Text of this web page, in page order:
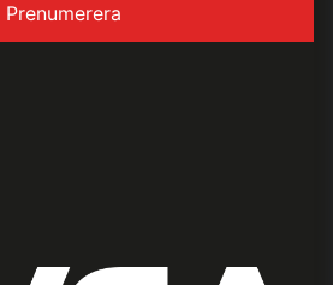
Prenumerera